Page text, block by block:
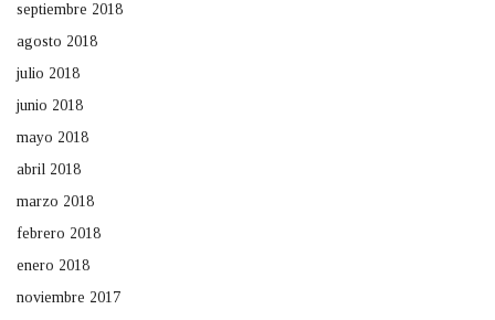
septiembre 2018
agosto 2018
julio 2018
junio 2018
mayo 2018
abril 2018
marzo 2018
febrero 2018
enero 2018
noviembre 2017